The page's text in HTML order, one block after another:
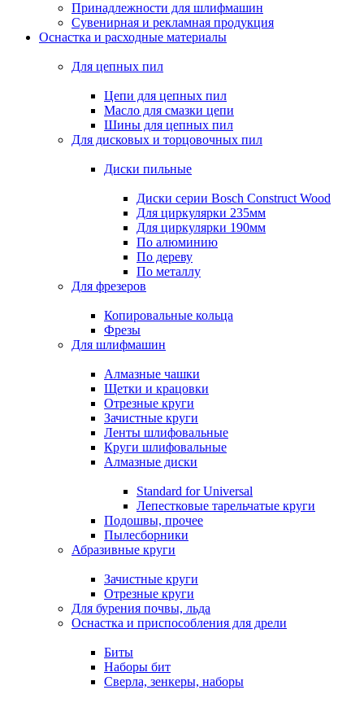
Принадлежности для шлифмашин
Сувенирная и рекламная продукция
Оснастка и расходные материалы
Для цепных пил
Цепи для цепных пил
Масло для смазки цепи
Шины для цепных пил
Для дисковых и торцовочных пил
Диски пильные
Диски серии Bosch Construct Wood
Для циркулярки 235мм
Для циркулярки 190мм
По алюминию
По дереву
По металлу
Для фрезеров
Копировальные кольца
Фрезы
Для шлифмашин
Алмазные чашки
Щетки и крацовки
Отрезные круги
Зачистные круги
Ленты шлифовальные
Круги шлифовальные
Алмазные диски
Standard for Universal
Лепестковые тарельчатые круги
Подошвы, прочее
Пылесборники
Абразивные круги
Зачистные круги
Отрезные круги
Для бурения почвы, льда
Оснастка и приспособления для дрели
Биты
Наборы бит
Сверла, зенкеры, наборы